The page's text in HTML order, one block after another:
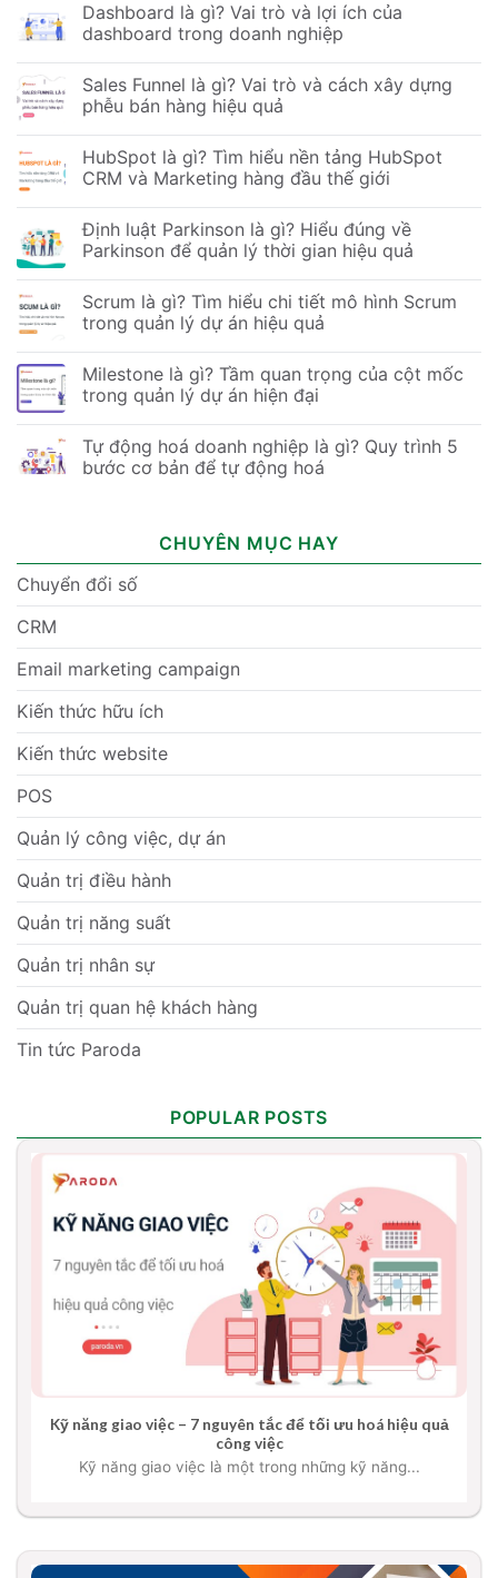
Dashboard là gì? Vai trò và lợi ích của
dashboard trong doanh nghiệp
Sales Funnel là gì? Vai trò và cách xây dựng
phễu bán hàng hiệu quả
HubSpot là gì? Tìm hiểu nền tảng HubSpot
CRM và Marketing hàng đầu thế giới
Định luật Parkinson là gì? Hiểu đúng về
Parkinson để quản lý thời gian hiệu quả
Scrum là gì? Tìm hiểu chi tiết mô hình Scrum
trong quản lý dự án hiệu quả
Milestone là gì? Tầm quan trọng của cột mốc
trong quản lý dự án hiện đại
Tự động hoá doanh nghiệp là gì? Quy trình 5
bước cơ bản để tự động hoá
CHUYÊN MỤC HAY
Chuyển đổi số
CRM
Email marketing campaign
Kiến thức hữu ích
Kiến thức website
POS
Quản lý công việc, dự án
Quản trị điều hành
Quản trị năng suất
Quản trị nhân sự
Quản trị quan hệ khách hàng
Tin tức Paroda
POPULAR POSTS
Kỹ năng giao việc – 7 nguyên tắc để tối ưu hoá hiệu quả
công việc
Kỹ năng giao việc là một trong những kỹ năng...